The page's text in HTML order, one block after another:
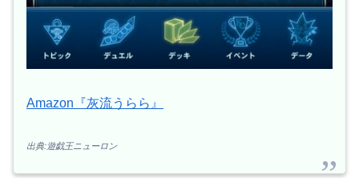
Amazon『灰流うらら』
出典:遊戯王ニューロン